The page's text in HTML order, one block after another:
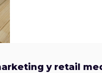
y retail